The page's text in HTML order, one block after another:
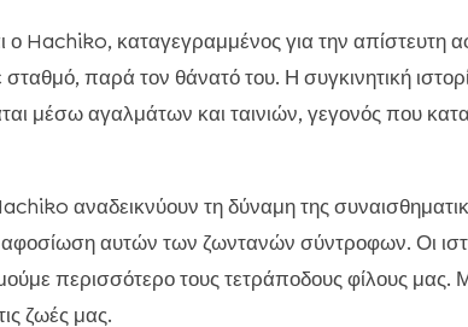
ο Hachiko, καταγεγραμμένος για την απίστευτη
σταθμό, παρά τον θάνατό του. Η συγκινητική
μέσω αγαλμάτων και ταινιών, γεγονός που
αναδεικνύουν τη δύναμη της
αυτών των ζωντανών σύντροφων. Οι
περισσότερο τους τετράποδους φίλους μας.
ζωές μας.